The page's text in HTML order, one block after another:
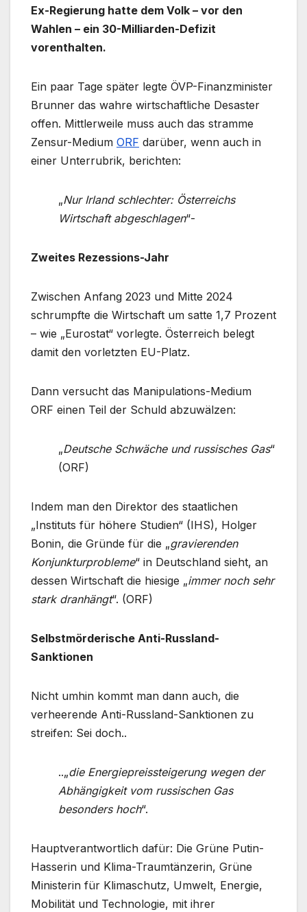
Ex-Regierung hatte dem Volk – vor den
Wahlen – ein 30-Milliarden-Defizit
vorenthalten.
Ein paar Tage später legte ÖVP-Finanzminister
Brunner das wahre wirtschaftliche Desaster
offen. Mittlerweile muss auch das stramme
Zensur-Medium ORF darüber, wenn auch in
einer Unterrubrik, berichten:
„Nur Irland schlechter: Österreichs
Wirtschaft abgeschlagen“-
Zweites Rezessions-Jahr
Zwischen Anfang 2023 und Mitte 2024
schrumpfte die Wirtschaft um satte 1,7 Prozent
– wie „Eurostat“ vorlegte. Österreich belegt
damit den vorletzten EU-Platz.
Dann versucht das Manipulations-Medium
ORF einen Teil der Schuld abzuwälzen:
„Deutsche Schwäche und russisches Gas“
(ORF)
Indem man den Direktor des staatlichen
„Instituts für höhere Studien“ (IHS), Holger
Bonin, die Gründe für die „gravierenden
Konjunkturprobleme“ in Deutschland sieht, an
dessen Wirtschaft die hiesige „immer noch sehr
stark dranhängt“. (ORF)
Selbstmörderische Anti-Russland-
Sanktionen
Nicht umhin kommt man dann auch, die
verheerende Anti-Russland-Sanktionen zu
streifen: Sei doch..
..„die Energiepreissteigerung wegen der
Abhängigkeit vom russischen Gas
besonders hoch“.
Hauptverantwortlich dafür: Die Grüne Putin-
Hasserin und Klima-Traumtänzerin, Grüne
Ministerin für Klimaschutz, Umwelt, Energie,
Mobilität und Technologie, mit ihrer